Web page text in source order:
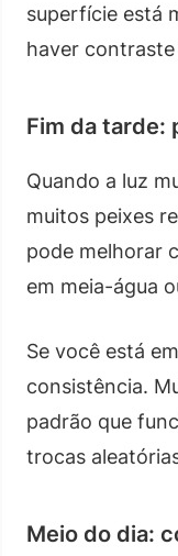
superfície está
haver
Fim da tarde:
Quando a luz
muitos peixes
pode melhorar
em meia-água
Se você está
consistência.
padrão que
trocas
Meio do dia: